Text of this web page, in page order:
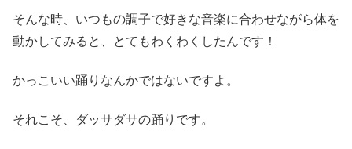
そんな時、いつもの調子で好きな音楽に合わせながら体を
動かしてみると、とてもわくわくしたんです！
かっこいい踊りなんかではないですよ。
それこそ、ダッサダサの踊りです。